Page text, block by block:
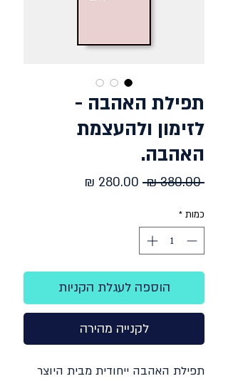
תפילת האהבה -
לזימון ולהעצמת
האהבה.
‏380.00 ‏₪
מחיר
כמות *
הוספה לעגלת הקניות
לקנייה מהירה
תפילת האהבה ייחודית מבית היוצר